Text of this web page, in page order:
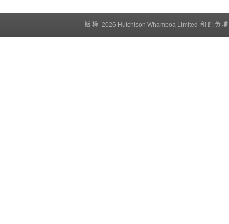
版權 2026 Hutchison Whampoa Limited 和記黃